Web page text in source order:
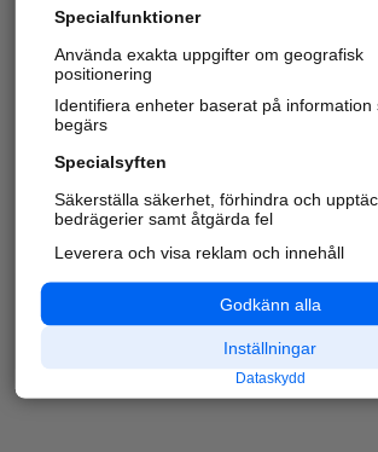
Specialfunktioner
Använda exakta uppgifter om geografisk
positionering
Identifiera enheter baserat på information
begärs
Specialsyften
Säkerställa säkerhet, förhindra och
bedrägerier samt åtgärda fel
Leverera och visa reklam och innehåll
Godkänn alla
Inställningar
Dataskydd